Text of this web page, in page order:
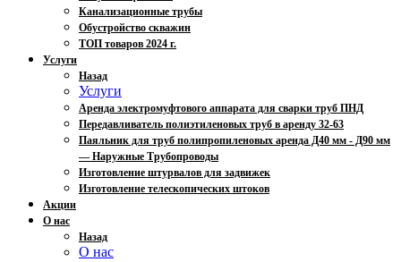
Канализационные трубы
Обустройство скважин
ТОП товаров 2024 г.
Услуги
Назад
Услуги
Аренда электромуфтового аппарата для сварки труб ПНД
Передавливатель полиэтиленовых труб в аренду 32-63
Паяльник для труб полипропиленовых аренда Д40 мм - Д90 мм
— Наружные Трубопроводы
Изготовление штурвалов для задвижек
Изготовление телескопических штоков
Акции
О нас
Назад
О нас